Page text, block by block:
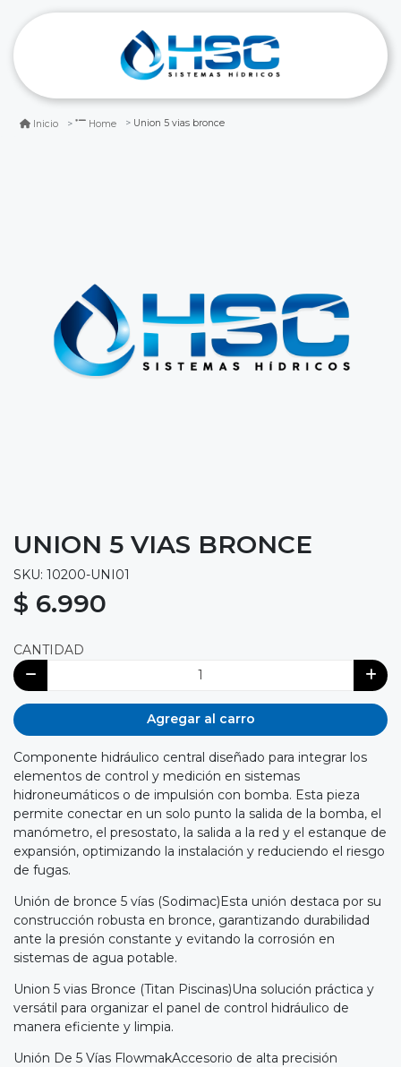
Inicio Home Union 5 vias bronce
UNION 5 VIAS BRONCE
SKU: 10200-UNI01
$ 6.990
CANTIDAD
Agregar al carro
Componente hidráulico central diseñado para integrar los
elementos de control y medición en sistemas
hidroneumáticos o de impulsión con bomba. Esta pieza
permite conectar en un solo punto la salida de la bomba, el
manómetro, el presostato, la salida a la red y el estanque de
expansión, optimizando la instalación y reduciendo el riesgo
de fugas.
Unión de bronce 5 vías (Sodimac)Esta unión destaca por su
construcción robusta en bronce, garantizando durabilidad
ante la presión constante y evitando la corrosión en
sistemas de agua potable.
Union 5 vias Bronce (Titan Piscinas)Una solución práctica y
versátil para organizar el panel de control hidráulico de
manera eficiente y limpia.
Unión De 5 Vías FlowmakAccesorio de alta precisión